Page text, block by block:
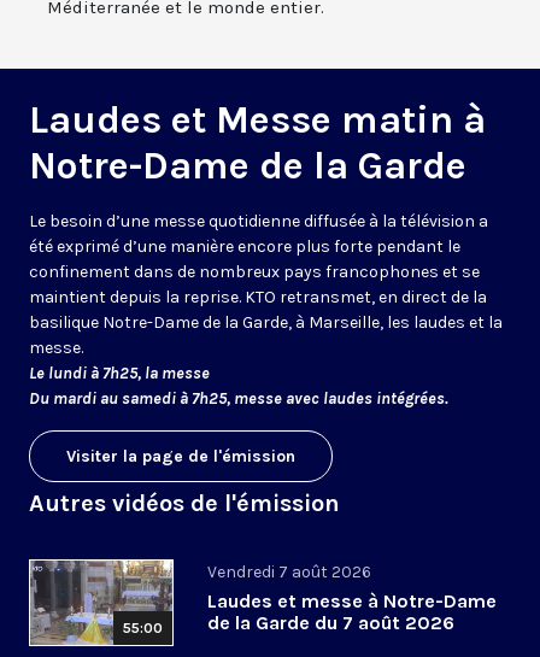
Méditerranée et le monde entier.
Laudes et Messe matin à
Notre-Dame de la Garde
Le besoin d’une messe quotidienne diffusée à la télévision a
été exprimé d’une manière encore plus forte pendant le
confinement dans de nombreux pays francophones et se
maintient depuis la reprise. KTO retransmet, en direct de la
basilique Notre-Dame de la Garde, à Marseille, les laudes et la
messe.
Le lundi à 7h25, la messe
Du mardi au samedi à 7h25, messe avec laudes intégrées.
Visiter la page de l'émission
Autres vidéos de l'émission
55:00
Vendredi 7 août 2026
Laudes et messe à Notre-Dame
de la Garde du 7 août 2026